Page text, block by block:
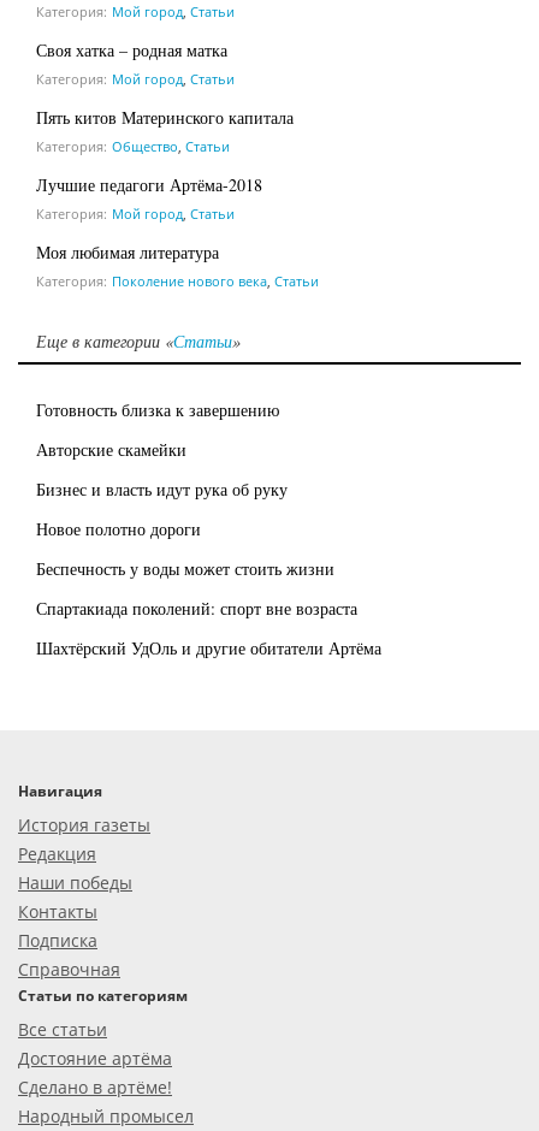
Категория: Мой город Статьи
Своя хатка – родная матка
Категория: Мой город Статьи
Пять китов Материнского капитала
Категория: Общество Статьи
Лучшие педагоги Артёма-­2018
Категория: Мой город Статьи
Моя любимая литература
Категория: Поколение нового века Статьи
Еще в категории «Статьи»
Готовность близка к завершению
Авторские скамейки
Бизнес и власть идут рука об руку
Новое полотно дороги
Беспечность у воды может стоить жизни
Спартакиада поколений: спорт вне возраста
Шахтёрский УдОль и другие обитатели Артёма
Навигация
История газеты
Редакция
Наши победы
Контакты
Подписка
Справочная
Статьи по категориям
Все статьи
Достояние артёма
Сделано в артёме!
Народный промысел